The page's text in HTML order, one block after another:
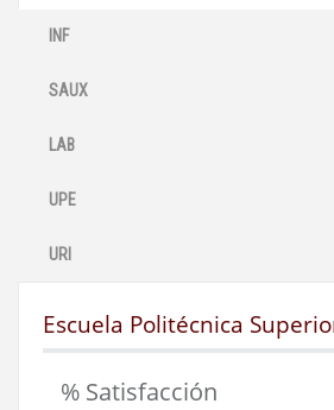
INF
SAUX
LAB
UPE
URI
Escuela Politécnica
% Satisfacción